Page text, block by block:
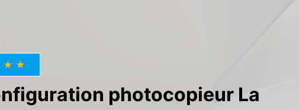
photocopieur La